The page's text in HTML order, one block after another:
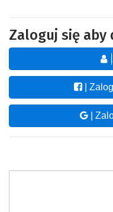
Zaloguj się aby
|
|
|